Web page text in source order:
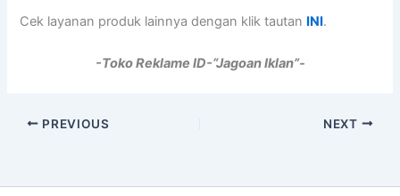
Cek layanan produk lainnya dengan klik tautan INI.
-Toko Reklame ID-“Jagoan Iklan”-
PREVIOUS NEXT